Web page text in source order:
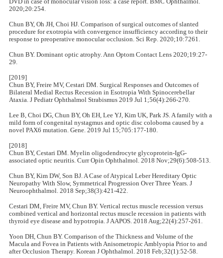
2020;20:254.
Chun BY, Oh JH, Choi HJ. Comparison of surgical outcomes of slanted
procedure for exotropia with convergence insufficiency according to their
response to preoperative monocular occlusion. Sci Rep. 2020;10:7261.
Chun BY. Dominant optic atrophy. Ann Optom Contact Lens 2020;19:27-
29.
[2019]
Chun BY, Freire MV, Cestari DM. Surgical Responses and Outcomes of
Bilateral Medial Rectus Recession in Esotropia With Spinocerebellar
Ataxia. J Pediatr Ophthalmol Strabismus 2019 Jul 1;56(4):266-270.
Lee B, Choi DG, Chun BY, Oh EH, Lee YJ, Kim UK, Park JS. A family with a
mild form of congenital nystagmus and optic disc coloboma caused by a
novel PAX6 mutation. Gene. 2019 Jul 15;705:177-180.
[2018]
Chun BY, Cestari DM. Myelin oligodendrocyte glycoprotein-IgG-
associated optic neuritis. Curr Opin Ophthalmol. 2018 Nov;29(6):508-513.
Chun BY, Kim DW, Son BJ. A Case of Atypical Leber Hereditary Optic
Neuropathy With Slow, Symmetrical Progression Over Three Years. J
Neuroophthalmol. 2018 Sep;38(3):421-422.
Cestari DM, Freire MV, Chun BY. Vertical rectus muscle recession versus
combined vertical and horizontal rectus muscle recession in patients with
thyroid eye disease and hypotropia. J AAPOS. 2018 Aug;22(4):257-261.
Yoon DH, Chun BY. Comparison of the Thickness and Volume of the
Macula and Fovea in Patients with Anisometropic Amblyopia Prior to and
after Occlusion Therapy. Korean J Ophthalmol. 2018 Feb;32(1):52-58.